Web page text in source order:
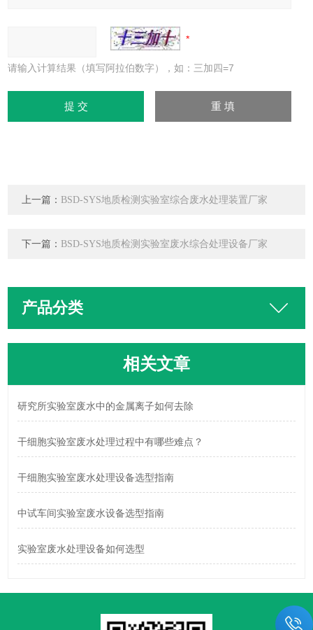
请输入计算结果（填写阿拉伯数字），如：三加四=7
上一篇： BSD-SYS地质检测实验室综合废水处理装置厂家
下一篇： BSD-SYS地质检测实验室废水综合处理设备厂家
产品分类
相关文章
研究所实验室废水中的金属离子如何去除
干细胞实验室废水处理过程中有哪些难点？
干细胞实验室废水处理设备选型指南
中试车间实验室废水设备选型指南
实验室废水处理设备如何选型